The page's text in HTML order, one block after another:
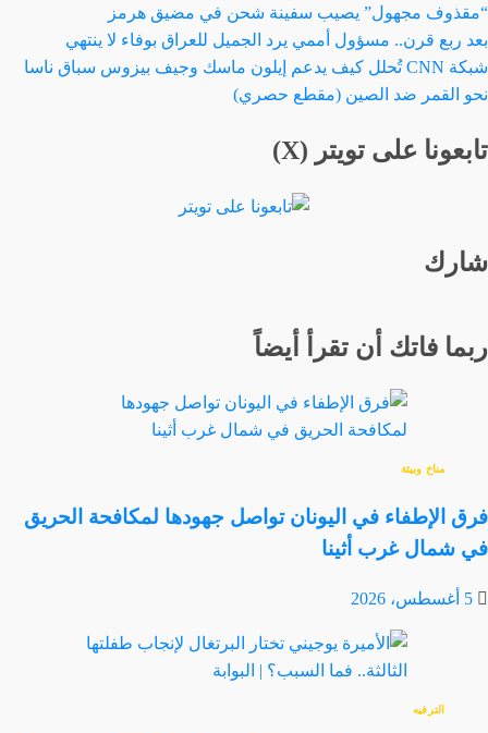
“مقذوف مجهول” يصيب سفينة شحن في مضيق هرمز
بعد ربع قرن.. مسؤول أممي يرد الجميل للعراق بوفاء لا ينتهي
شبكة CNN تُحلل كيف يدعم إيلون ماسك وجيف بيزوس سباق ناسا
نحو القمر ضد الصين (مقطع حصري)
تابعونا على تويتر (X)
شارك
ربما فاتك أن تقرأ أيضاً
مناخ وبيئة
فرق الإطفاء في اليونان تواصل جهودها لمكافحة الحريق
في شمال غرب أثينا
5 أغسطس، 2026
الترفيه